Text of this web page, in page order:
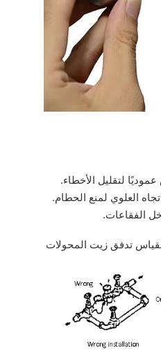
لتقليل الأخطاء.
العلوي لمنع الحطام.
الفقاعات.
تدفق زيت المحولات